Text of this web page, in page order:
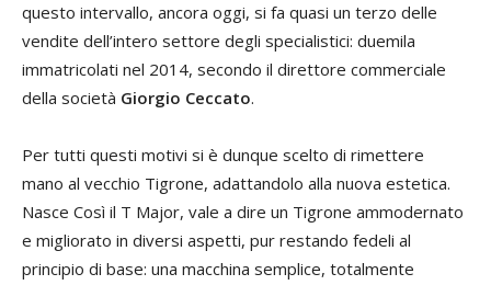
questo intervallo, ancora oggi, si fa quasi un terzo delle
vendite dell’intero settore degli specialistici: duemila
immatricolati nel 2014, secondo il direttore commerciale
della società Giorgio Ceccato.
Per tutti questi motivi si è dunque scelto di rimettere
mano al vecchio Tigrone, adattandolo alla nuova estetica.
Nasce Così il T Major, vale a dire un Tigrone ammodernato
e migliorato in diversi aspetti, pur restando fedeli al
principio di base: una macchina semplice, totalmente